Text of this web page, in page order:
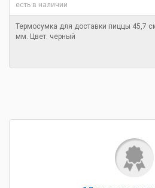
есть в наличии
Термосумка для доставки пиццы 45,7
мм. Цвет: черный